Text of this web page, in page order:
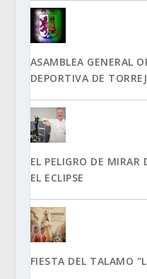
ASAMBLEA GENERAL
DEPORTIVA DE
EL PELIGRO DE
EL ECLIPSE
FIESTA DEL TALAMO